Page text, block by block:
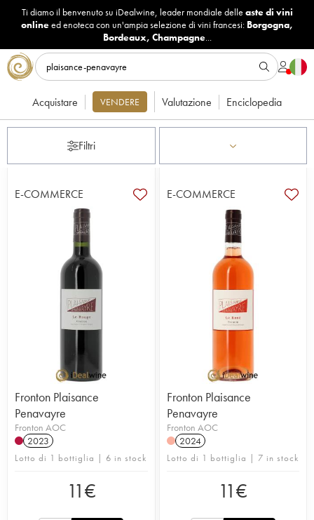
Ti diamo il benvenuto su iDealwine, leader mondiale delle aste di vini
onlineed enoteca con un'ampia selezione di vini francesi: Borgogna,
Bordeaux, Champagne...
Acquistare VENDERE Valutazione Enciclopedia
Filtri
E-COMMERCE
Fronton Plaisance
Penavayre
Fronton AOC
2023
Lotto di 1 bottiglia | 6 in stock
11€
E-COMMERCE
Fronton Plaisance
Penavayre
Fronton AOC
2024
Lotto di 1 bottiglia | 7 in stock
11€